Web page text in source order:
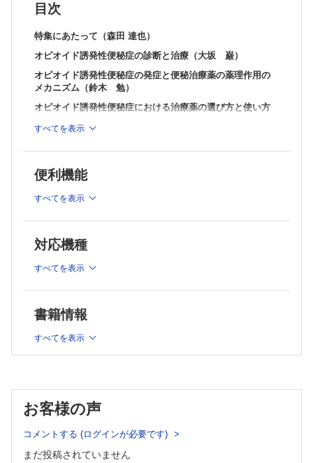
褥瘡コンサル虎の巻 ～褥瘡の発生要因を考える～
褥瘡が発生！ 薬が原因？
薬剤誘発性褥瘡（溝神 文博）
薬剤師にもできる! 将来幸せに働くための投資講座
投資と消費の違い，投資とギャンブルの違い（桑原 秀徳）
目次
特集にあたって（森田 達也）
オピオイド誘発性便秘症の診断と治療（大坂 巌）
オピオイド誘発性便秘症の発症と便秘治療薬の薬理作用の
メカニズム（鈴木 勉）
オピオイド誘発性便秘症における治療薬の選び方と使い方
・経口便秘治療薬（余宮 きのみ）
オピオイド誘発性便秘症における非薬物療法の実践ポイン
コントロール不良な便秘に対する予防/対応の“ワザ”と“知
・オピオイド・鎮痛補助薬（今井 堅吾）
・抗がん薬・制吐薬（西 智弘）
・抗うつ薬・抗精神病薬（小川 朝生）
・便秘治療薬の副作用と薬物相互作用マネジメント（百 賢
・オピオイド誘発性便秘症における患者指導・支援の勘所（沖
﨑 歩）
医療マンダラ ～思考と感性のセンスを磨く～
「ストレスマネジメント」をめぐって～「体」「心」「行動」
の面からのアプローチ～（中野 重行）
薬理BOOT CAMP
抗コリン作用による疾患禁忌～抗ムスカリンなの，抗ニコチン
すべてを表示
便利機能
すべてを表示
対応機種
すべてを表示
書籍情報
すべてを表示
お客様の声
コメントする (ログインが必要です)
まだ投稿されていません